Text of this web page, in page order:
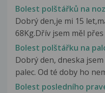
Bolest polštářků na
Dobrý den,je mi 15
68Kg.Dřív jsem měl přes
Bolest polštářku na
Dobrý den, dneska
palec. Od té doby ho
Bolest posledního